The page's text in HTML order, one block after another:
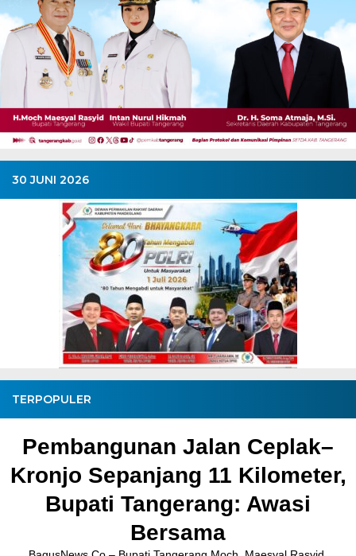
30 JUNI 2026
TERPOPULER
Pembangunan Jalan Ceplak–
Kronjo Sepanjang 11 Kilometer,
Bupati Tangerang: Awasi
Bersama